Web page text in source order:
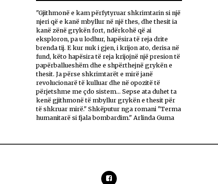
"Gjithmonë e kam përfytyruar shkrimtarin si një
njeri që e kanë mbyllur në një thes, dhe thesit ia
kanë zënë grykën fort, ndërkohë që ai
eksploron, pa u lodhur, hapësira të reja drite
brenda tij. E kur nuk i gjen, i krijon ato, derisa në
fund, këto hapësira të reja krijojnë një presion të
papërballueshëm dhe e shpërthejnë grykën e
thesit. Ja përse shkrimtarët e mirë janë
revolucionarë të kulluar dhe në opozitë të
përjetshme me çdo sistem... Sepse ata duhet ta
kenë gjithmonë të mbyllur grykën e thesit për
të shkruar mirë." Shkëputur nga romani "Terma
humanitarë si fjala bombardim." Arlinda Guma